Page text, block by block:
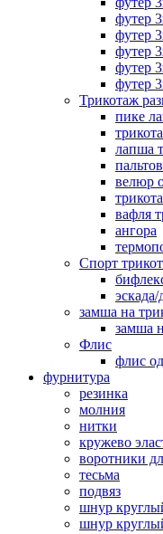
футер
футер
футер
футер
футер
Трикотаж
пике
лапша
велюр
вафля
ангора
Спорт
замша на
замша
Флис
флис
фурнитура
резинка
молния
нитки
кружево
воротники
тесьма
подвяз
шнур
шнур